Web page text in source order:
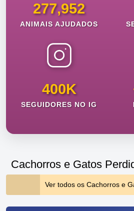
277,952
ANIMAIS AJUDADOS
400K
SEGUIDORES NO IG
Cachorros e Gatos
Ver todos os Cachorros e